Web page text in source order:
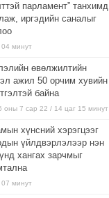
парламент” танхимд
иргэдийн саналыг
минут
өвөлжилтийн
ажил 50 орчим хувийн
байна
оны 7 сар 22 / 14 цаг 15 минут
хүнсний хэрэгцээг
үйлдвэрлэлээр нэн
хангах зарчмыг
минут